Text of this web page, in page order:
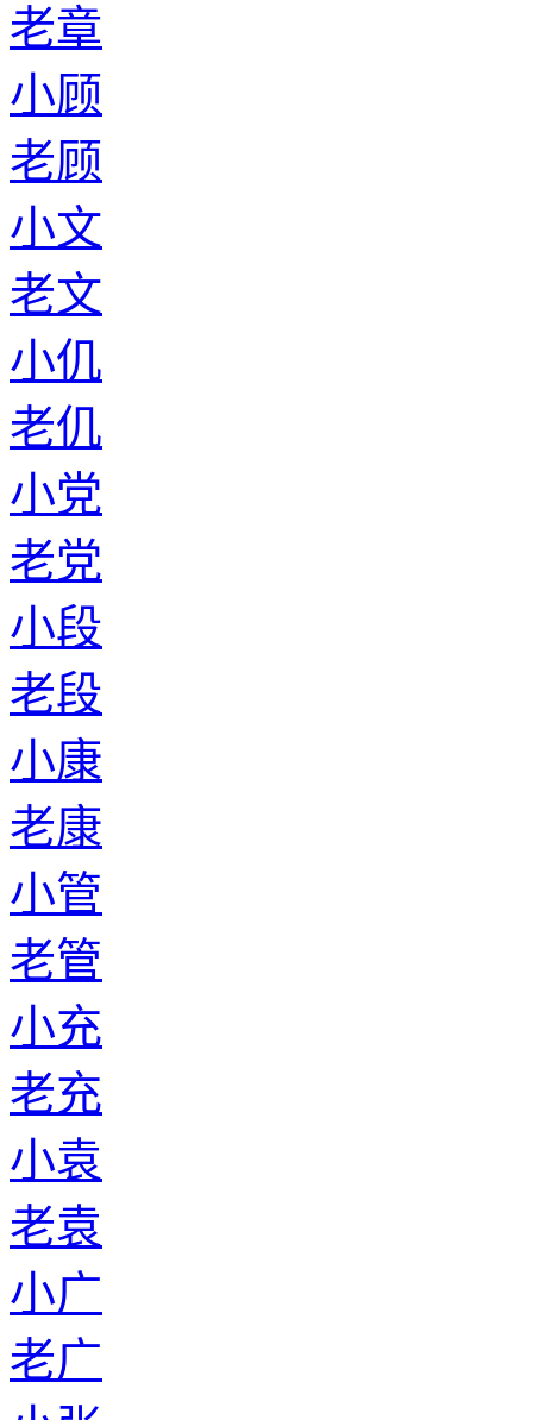
老章
小顾
老顾
小文
老文
小仉
老仉
小党
老党
小段
老段
小康
老康
小管
老管
小充
老充
小袁
老袁
小广
老广